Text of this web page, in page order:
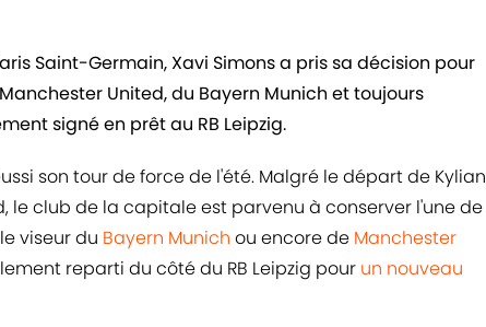
Saint-Germain, Xavi Simons a pris sa décision pour
United, du Bayern Munich et toujours
signé en prêt au RB Leipzig.
son tour de force de l'été. Malgré le départ de Kylian
le club de la capitale est parvenu à conserver l'une de
viseur du Bayern Munich ou encore de Manchester
reparti du côté du RB Leipzig pour un nouveau